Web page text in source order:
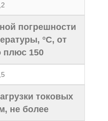
погрешности
°С, от
плюс 150
токовых
не более